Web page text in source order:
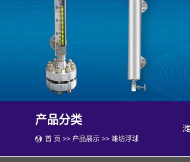
产品分类
首 页 >> 产品展示 >> 潍坊浮球